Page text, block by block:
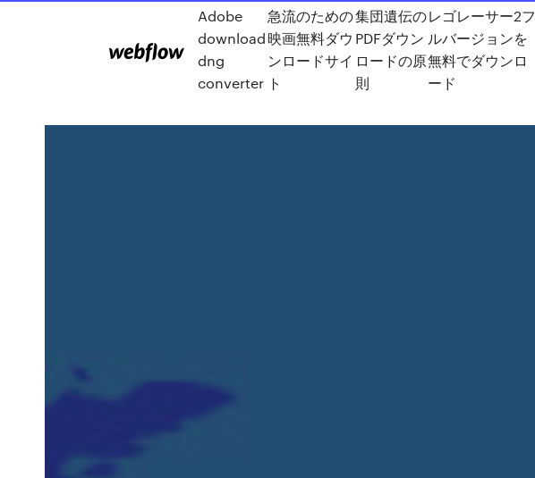
Adobe
download
dng
converter
急流のための
映画無料ダウ
ンロードサイ
ト
集団遺伝の
PDFダウン
ロードの原
則
レゴレーサー2フ
ルバージョンを
無料でダウンロ
ード